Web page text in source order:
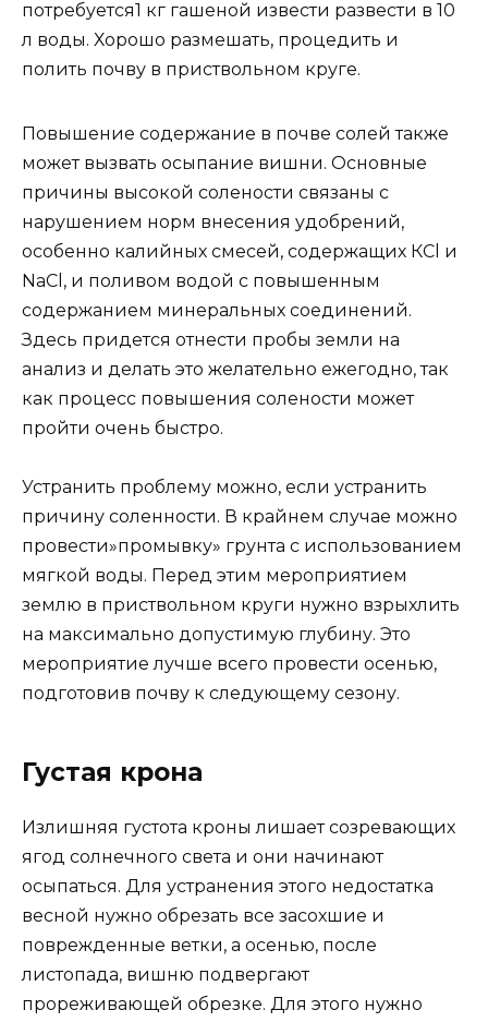
потребуется1 кг гашеной извести развести в 10
л воды. Хорошо размешать, процедить и
полить почву в приствольном круге.
Повышение содержание в почве солей также
может вызвать осыпание вишни. Основные
причины высокой солености связаны с
нарушением норм внесения удобрений,
особенно калийных смесей, содержащих КCl и
NaCl, и поливом водой с повышенным
содержанием минеральных соединений.
Здесь придется отнести пробы земли на
анализ и делать это желательно ежегодно, так
как процесс повышения солености может
пройти очень быстро.
Устранить проблему можно, если устранить
причину соленности. В крайнем случае можно
провести»промывку» грунта с использованием
мягкой воды. Перед этим мероприятием
землю в приствольном круги нужно взрыхлить
на максимально допустимую глубину. Это
мероприятие лучше всего провести осенью,
подготовив почву к следующему сезону.
Густая крона
Излишняя густота кроны лишает созревающих
ягод солнечного света и они начинают
осыпаться. Для устранения этого недостатка
весной нужно обрезать все засохшие и
поврежденные ветки, а осенью, после
листопада, вишню подвергают
прореживающей обрезке. Для этого нужно